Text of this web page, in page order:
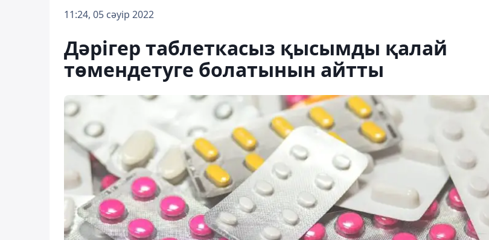
11:24, 05 сәуір 2022
Дәрігер таблеткасыз қысымды қалай
төмендетуге болатынын айтты